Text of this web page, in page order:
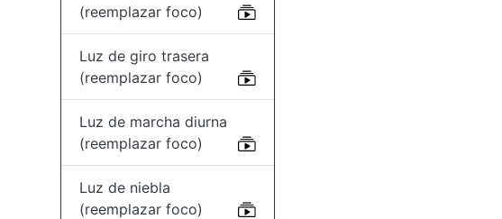
(reemplazar foco)
Luz de giro trasera
(reemplazar foco)
Luz de marcha diurna
(reemplazar foco)
Luz de niebla
(reemplazar foco)